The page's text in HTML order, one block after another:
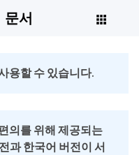
문서
용할 수 있습니다.
의를 위해 제공되는
과 한국어 버전이 서